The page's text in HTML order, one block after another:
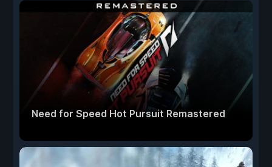
Need for Speed Hot Pursuit Remastered